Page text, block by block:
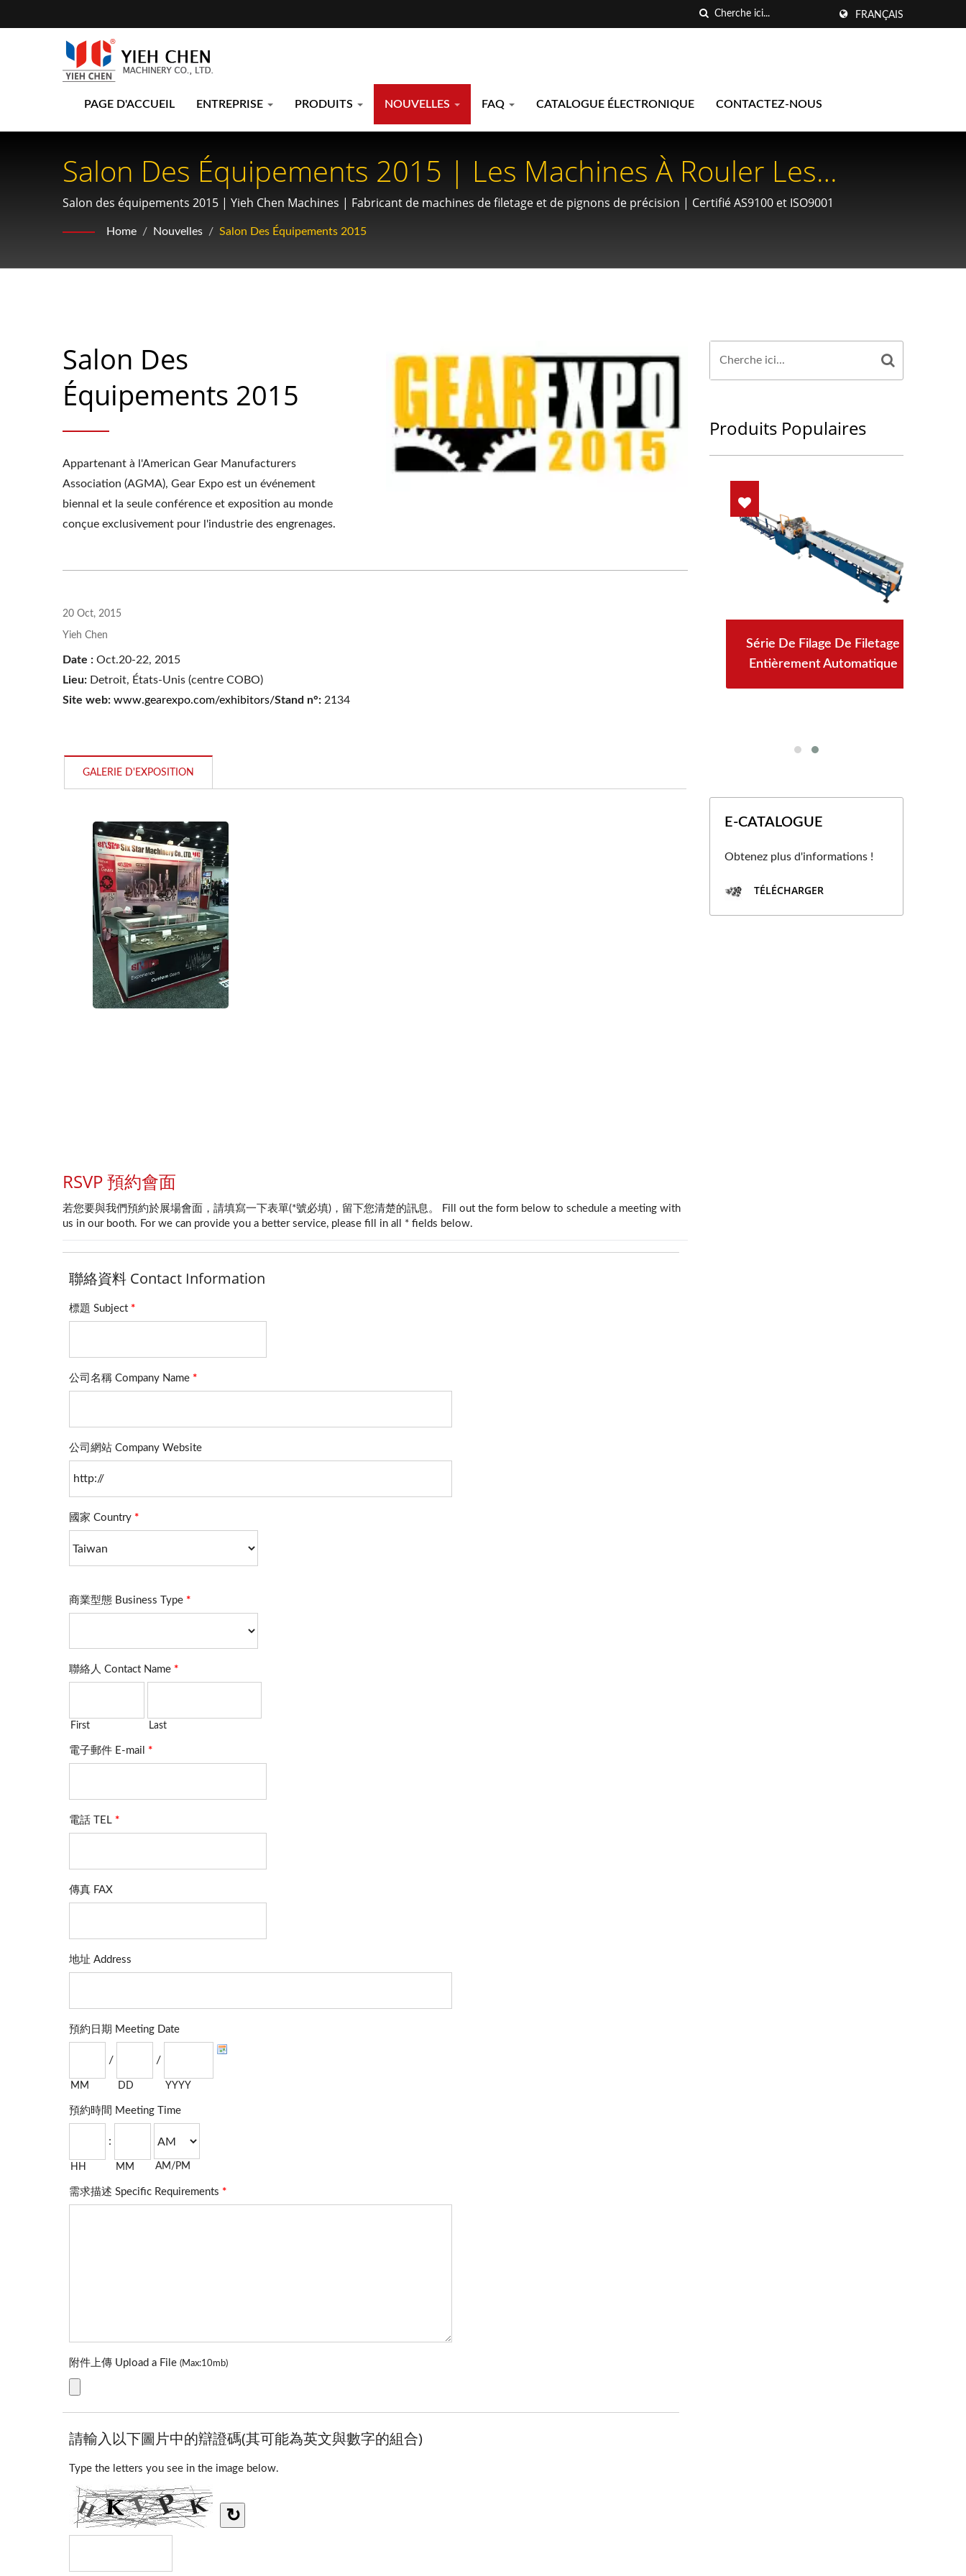
FRANÇAIS
PAGE D'ACCUEIL ENTREPRISE PRODUITS NOUVELLES FAQ CATALOGUE ÉLECTRONIQUE CONTACTEZ-NOUS
Salon Des Équipements 2015 | Les Machines À Rouler Les
Cannelures De Yieh Chen : Équipement Essentiel Pour Les
Transmissions Automobiles Et Aérospatiales
Salon des équipements 2015 | Yieh Chen Machines | Fabricant de machines de filetage et de pignons de précision | Certifié AS9100 et ISO9001
Home / Nouvelles / Salon Des Équipements 2015
Salon Des
Équipements 2015
Appartenant à l'American Gear Manufacturers
Association (AGMA), Gear Expo est un événement
biennal et la seule conférence et exposition au monde
conçue exclusivement pour l'industrie des engrenages.
20 Oct, 2015
Yieh Chen
Date : Oct.20-22, 2015
Lieu: Detroit, États-Unis (centre COBO)
Site web: www.gearexpo.com/exhibitors/Stand n°: 2134
GALERIE D'EXPOSITION
Produits Populaires
Numérisation YC-1200
Série De Filage De Filetage
Entièrement Automatique
E-CATALOGUE
Obtenez plus d'informations !
TÉLÉCHARGER